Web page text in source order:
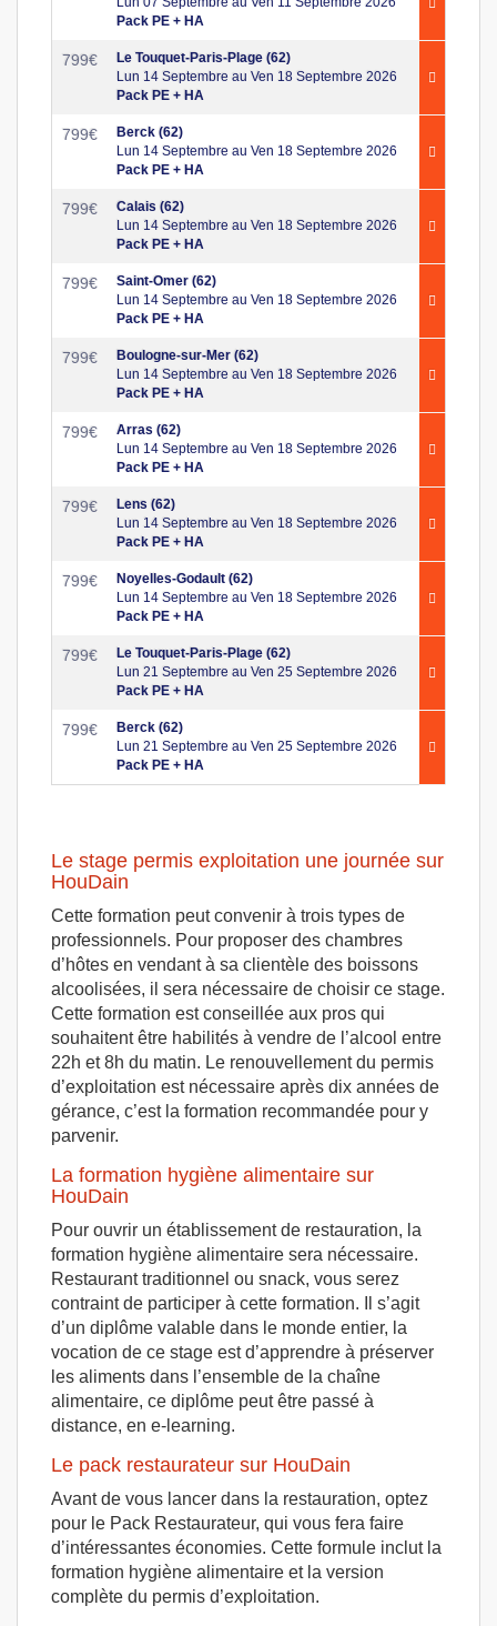
Pack PE + HA
799€
Le Touquet-Paris-Plage (62)
Lun 14 Septembre au Ven 18 Septembre 2026
Pack PE + HA
799€
Berck (62)
Lun 14 Septembre au Ven 18 Septembre 2026
Pack PE + HA
799€
Calais (62)
Lun 14 Septembre au Ven 18 Septembre 2026
Pack PE + HA
799€
Saint-Omer (62)
Lun 14 Septembre au Ven 18 Septembre 2026
Pack PE + HA
799€
Boulogne-sur-Mer (62)
Lun 14 Septembre au Ven 18 Septembre 2026
Pack PE + HA
799€
Arras (62)
Lun 14 Septembre au Ven 18 Septembre 2026
Pack PE + HA
799€
Lens (62)
Lun 14 Septembre au Ven 18 Septembre 2026
Pack PE + HA
799€
Noyelles-Godault (62)
Lun 14 Septembre au Ven 18 Septembre 2026
Pack PE + HA
799€
Le Touquet-Paris-Plage (62)
Lun 21 Septembre au Ven 25 Septembre 2026
Pack PE + HA
799€
Berck (62)
Lun 21 Septembre au Ven 25 Septembre 2026
Pack PE + HA
Le stage permis exploitation une journée sur
HouDain
Cette formation peut convenir à trois types de
professionnels. Pour proposer des chambres
d’hôtes en vendant à sa clientèle des boissons
alcoolisées, il sera nécessaire de choisir ce stage.
Cette formation est conseillée aux pros qui
souhaitent être habilités à vendre de l’alcool entre
22h et 8h du matin. Le renouvellement du permis
d’exploitation est nécessaire après dix années de
gérance, c’est la formation recommandée pour y
parvenir.
La formation hygiène alimentaire sur
HouDain
Pour ouvrir un établissement de restauration, la
formation hygiène alimentaire sera nécessaire.
Restaurant traditionnel ou snack, vous serez
contraint de participer à cette formation. Il s’agit
d’un diplôme valable dans le monde entier, la
vocation de ce stage est d’apprendre à préserver
les aliments dans l’ensemble de la chaîne
alimentaire, ce diplôme peut être passé à
distance, en e-learning.
Le pack restaurateur sur HouDain
Avant de vous lancer dans la restauration, optez
pour le Pack Restaurateur, qui vous fera faire
d’intéressantes économies. Cette formule inclut la
formation hygiène alimentaire et la version
complète du permis d’exploitation.